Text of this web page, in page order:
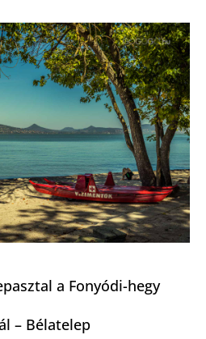
a Fonyódi-hegy
– Bélatelep